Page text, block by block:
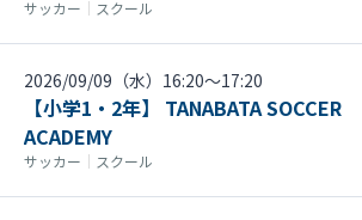
サッカー ｜ スクール
2026/09/09（水）16:20〜17:20
【小学1・2年】 TANABATA SOCCER
ACADEMY
サッカー ｜ スクール